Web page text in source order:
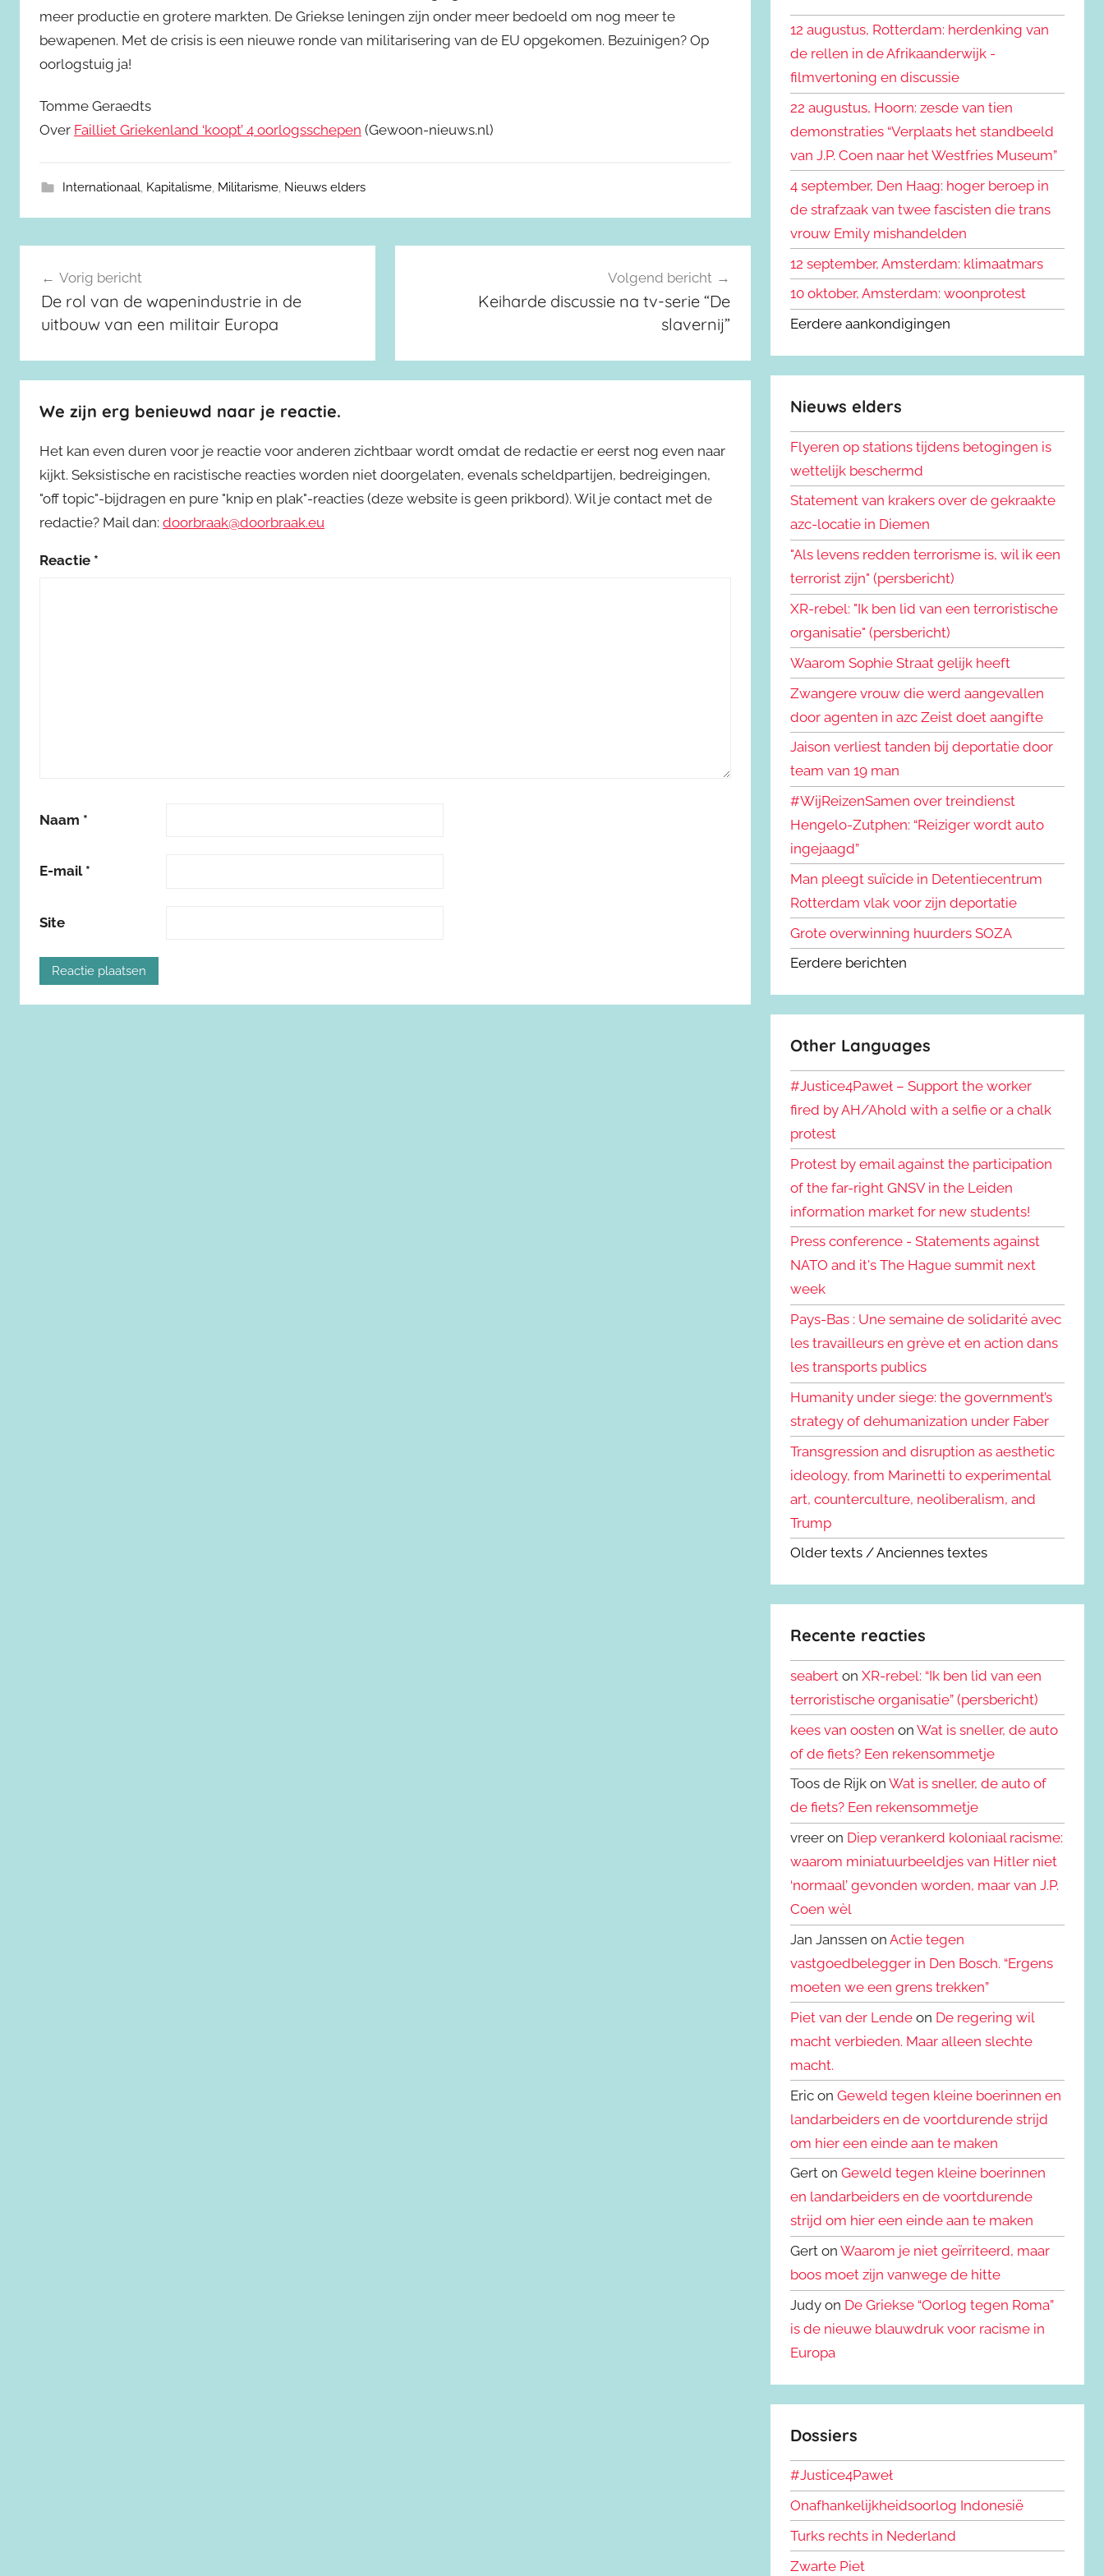
meer productie en grotere markten. De Griekse leningen zijn onder meer bedoeld om nog meer te
bewapenen. Met de crisis is een nieuwe ronde van militarisering van de EU opgekomen. Bezuinigen? Op
oorlogstuig ja!
Tomme Geraedts
Over Failliet Griekenland ‘koopt’ 4 oorlogsschepen (Gewoon-nieuws.nl)
Internationaal, Kapitalisme, Militarisme, Nieuws elders
Berichtnavigatie
Vorig bericht
De rol van de wapenindustrie in de
uitbouw van een militair Europa
Volgend bericht
Keiharde discussie na tv-serie “De
slavernij”
We zijn erg benieuwd naar je reactie.
Het kan even duren voor je reactie voor anderen zichtbaar wordt omdat de redactie er eerst nog even naar
kijkt. Seksistische en racistische reacties worden niet doorgelaten, evenals scheldpartijen, bedreigingen,
"off topic"-bijdragen en pure "knip en plak"-reacties (deze website is geen prikbord). Wil je contact met de
redactie? Mail dan: doorbraak@doorbraak.eu
Reactie *
Naam *
E-mail *
Site
n
a
a
r
:
e
12 augustus, Rotterdam: herdenking van
de rellen in de Afrikaanderwijk -
filmvertoning en discussie
22 augustus, Hoorn: zesde van tien
demonstraties “Verplaats het standbeeld
van J.P. Coen naar het Westfries Museum”
4 september, Den Haag: hoger beroep in
de strafzaak van twee fascisten die trans
vrouw Emily mishandelden
12 september, Amsterdam: klimaatmars
10 oktober, Amsterdam: woonprotest
Eerdere aankondigingen
Nieuws elders
Flyeren op stations tijdens betogingen is
wettelijk beschermd
Statement van krakers over de gekraakte
azc-locatie in Diemen
"Als levens redden terrorisme is, wil ik een
terrorist zijn" (persbericht)
XR-rebel: "Ik ben lid van een terroristische
organisatie" (persbericht)
Waarom Sophie Straat gelijk heeft
Zwangere vrouw die werd aangevallen
door agenten in azc Zeist doet aangifte
Jaison verliest tanden bij deportatie door
team van 19 man
#WijReizenSamen over treindienst
Hengelo-Zutphen: “Reiziger wordt auto
ingejaagd”
Man pleegt suïcide in Detentiecentrum
Rotterdam vlak voor zijn deportatie
Grote overwinning huurders SOZA
Eerdere berichten
Other Languages
#Justice4Paweł – Support the worker
fired by AH/Ahold with a selfie or a chalk
protest
Protest by email against the participation
of the far-right GNSV in the Leiden
information market for new students!
Press conference - Statements against
NATO and it's The Hague summit next
week
Pays-Bas : Une semaine de solidarité avec
les travailleurs en grève et en action dans
les transports publics
Humanity under siege: the government’s
strategy of dehumanization under Faber
Transgression and disruption as aesthetic
ideology, from Marinetti to experimental
art, counterculture, neoliberalism, and
Trump
Older texts / Anciennes textes
Recente reacties
seabert onXR-rebel: “Ik ben lid van een
terroristische organisatie” (persbericht)
kees van oosten onWat is sneller, de auto
of de fiets? Een rekensommetje
Toos de Rijk onWat is sneller, de auto of
de fiets? Een rekensommetje
vreer on Diep verankerd koloniaal racisme:
waarom miniatuurbeeldjes van Hitler niet
‘normaal’ gevonden worden, maar van J.P.
Coen wèl
Jan Janssen onActie tegen
vastgoedbelegger in Den Bosch. “Ergens
moeten we een grens trekken”
Piet van der Lende on De regering wil
macht verbieden. Maar alleen slechte
macht.
Eric onGeweld tegen kleine boerinnen en
landarbeiders en de voortdurende strijd
om hier een einde aan te maken
Gert onGeweld tegen kleine boerinnen
en landarbeiders en de voortdurende
strijd om hier een einde aan te maken
Gert onWaarom je niet geïrriteerd, maar
boos moet zijn vanwege de hitte
Judy on De Griekse “Oorlog tegen Roma”
is de nieuwe blauwdruk voor racisme in
Europa
Dossiers
#Justice4Paweł
Onafhankelijkheidsoorlog Indonesië
Turks rechts in Nederland
Zwarte Piet